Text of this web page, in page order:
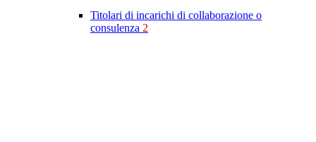
Titolari di incarichi di collaborazione o
consulenza 2